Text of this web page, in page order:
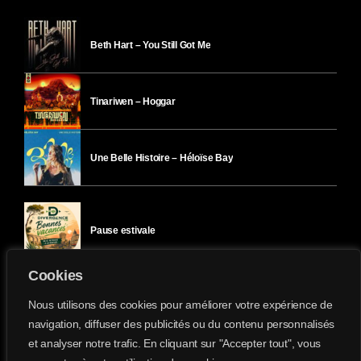
Cookies
Nous utilisons des cookies pour améliorer votre expérience de
navigation, diffuser des publicités ou du contenu personnalisés
et analyser notre trafic. En cliquant sur "Accepter tout", vous
Beth Hart – You Still Got Me
Tinariwen – Hoggar
Une Belle Histoire – Héloïse Bay
Pause estivale
Ici l’Ombre – mardi 28 juillet